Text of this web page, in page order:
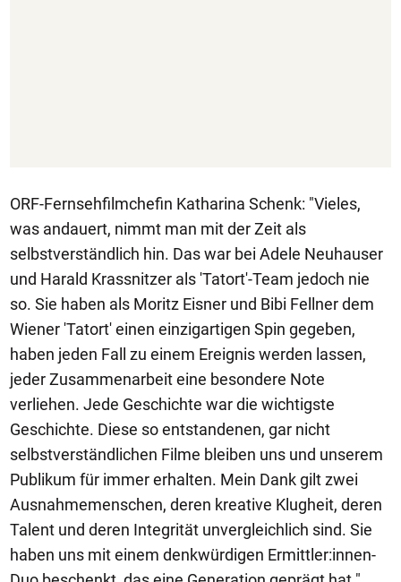
ORF-Fernsehfilmchefin Katharina Schenk: "Vieles,
was andauert, nimmt man mit der Zeit als
selbstverständlich hin. Das war bei Adele Neuhauser
und Harald Krassnitzer als 'Tatort'-Team jedoch nie
so. Sie haben als Moritz Eisner und Bibi Fellner dem
Wiener 'Tatort' einen einzigartigen Spin gegeben,
haben jeden Fall zu einem Ereignis werden lassen,
jeder Zusammenarbeit eine besondere Note
verliehen. Jede Geschichte war die wichtigste
Geschichte. Diese so entstandenen, gar nicht
selbstverständlichen Filme bleiben uns und unserem
Publikum für immer erhalten. Mein Dank gilt zwei
Ausnahmemenschen, deren kreative Klugheit, deren
Talent und deren Integrität unvergleichlich sind. Sie
haben uns mit einem denkwürdigen Ermittler:innen-